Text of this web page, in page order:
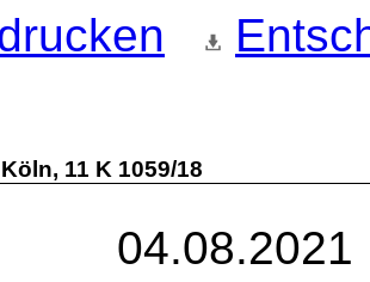
11 K 1059/18
04.08.2021